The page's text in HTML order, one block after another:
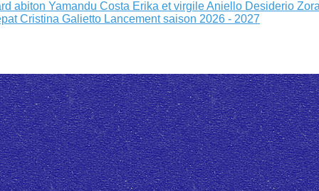
abiton Yamandu Costa Erika et virgileAniello Desiderio
Cristina Galietto Lancement saison 2026 - 2027